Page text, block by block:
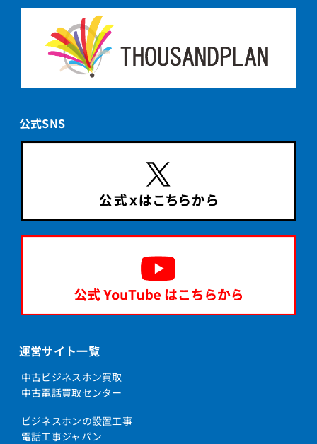
公式SNS
運営サイト一覧
中古ビジネスホン買取
中古電話買取センター
ビジネスホンの設置工事
電話工事ジャパン